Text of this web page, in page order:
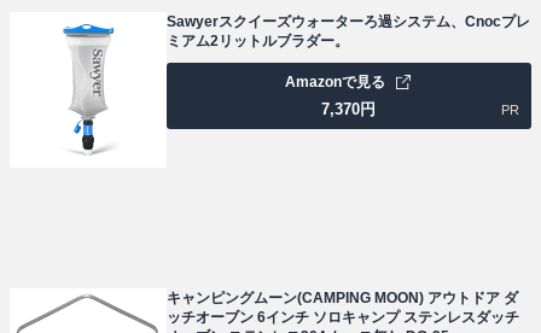
Sawyerスクイーズウォーターろ過システム、Cnocプレ
ミアム2リットルブラダー。
7,370円
Amazonで見る
PR
キャンピングムーン(CAMPING MOON) アウトドア ダ
ッチオーブン 6インチ ソロキャンプ ステンレスダッチ